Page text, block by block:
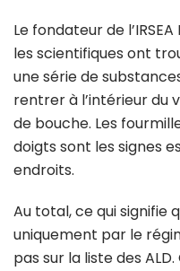
Le fondateur de
les scientifiques ont
une série de
rentrer à l’intérieur du
de bouche. Les
doigts sont les signes
endroits.
Au total, ce qui signifie
uniquement par le
pas sur la liste des